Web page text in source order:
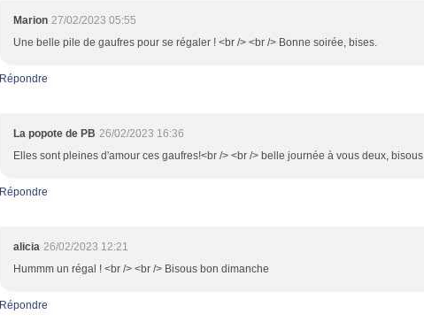
Marion 27/02/2023 05:55
Une belle pile de gaufres pour se régaler ! <br /> <br /> Bonne soirée, bises.
Répondre
La popote de PB 26/02/2023 16:36
Elles sont pleines d'amour ces gaufres!<br /> <br /> belle journée à vous deux, bisous
Répondre
alicia 26/02/2023 12:21
Hummm un régal ! <br /> <br /> Bisous bon dimanche
Répondre